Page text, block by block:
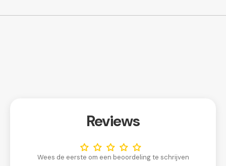
Reviews
Wees de eerste om een beoordeling te schrijven